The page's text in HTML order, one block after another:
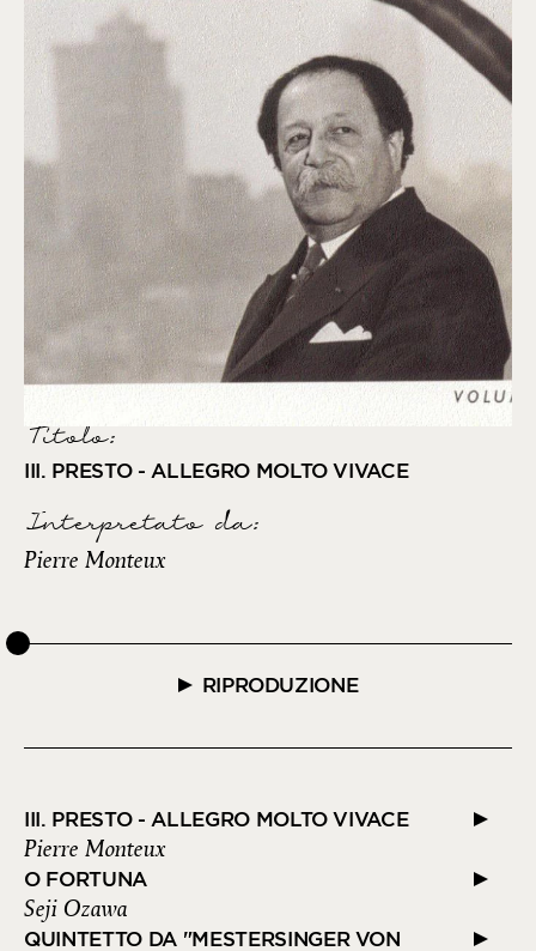
Titolo:
III. PRESTO - ALLEGRO MOLTO VIVACE
Interpretato da:
Pierre Monteux
RIPRODUZIONE
III. PRESTO - ALLEGRO MOLTO VIVACE
Pierre Monteux
O FORTUNA
Seji Ozawa
QUINTETTO DA "MESTERSINGER VON